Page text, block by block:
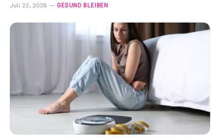
Juli 22, 2026 GESUND BLEIBEN